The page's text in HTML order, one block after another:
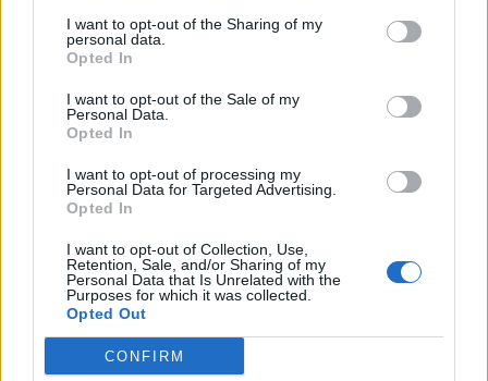
I want to opt-out of the Sharing of my
personal data.
Opted In
I want to opt-out of the Sale of my
Personal Data.
Opted In
I want to opt-out of processing my
Personal Data for Targeted Advertising.
Opted In
I want to opt-out of Collection, Use,
Retention, Sale, and/or Sharing of my
Personal Data that Is Unrelated with the
Purposes for which it was collected.
Opted Out
CONFIRM
07/08/2026 - 17:02
της ΔΕΗ για την είσοδο στην πολωνική αγορά
ενέργειας
Στρατηγική επένδυση του EFA GROUP στη Fractal
για την ανάπτυξη προηγμένων αμυντικών
τεχνολογιών
07/08/2026 - 16:11 ΕΠΙΧΕΙΡΗΣΕΙΣ
Συνάλλαγμα: Το ευρώ ενισχύεται 0,08%, στα
1,1534 δολάρια
07/08/2026 - 15:45 ΟΙΚΟΝΟΜΙΑ